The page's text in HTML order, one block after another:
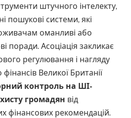
штучного інтелекту,
пошукові системи, які
оманливі або
поради. Асоціація закликає
регулювання і нагляду
Великої Британії
контроль на ШІ-
громадян від
фінансових рекомендацій.